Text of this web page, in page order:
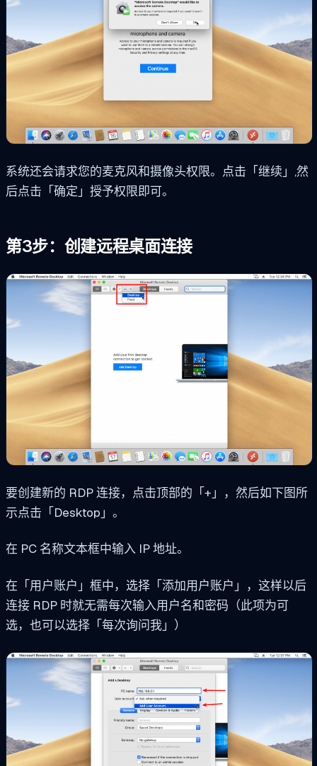
系统还会请求您的麦克风和摄像头权限。点击「继续」,然
后点击「确定」授予权限即可。
第3步：创建远程桌面连接
要创建新的 RDP 连接，点击顶部的「+」，然后如下图所
示点击「Desktop」。
在 PC 名称文本框中输入 IP 地址。
在「用户账户」框中，选择「添加用户账户」，这样以后
连接 RDP 时就无需每次输入用户名和密码（此项为可
选，也可以选择「每次询问我」）